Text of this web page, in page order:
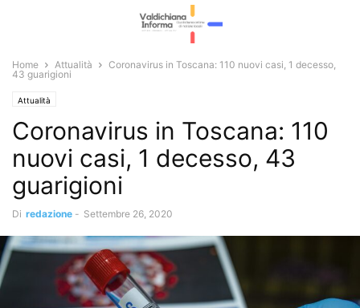
Home Attualità
Coronavirus in Toscana: 110 nuovi casi, 1 decesso,
43 guarigioni
Attualità
Coronavirus in Toscana: 110
nuovi casi, 1 decesso, 43
guarigioni
Di redazione - Settembre 26, 2020